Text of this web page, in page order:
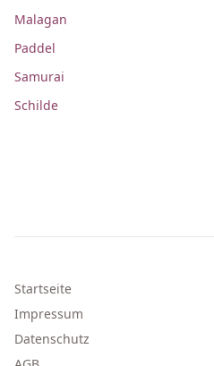
Malagan
Paddel
Samurai
Schilde
Startseite
Impressum
Datenschutz